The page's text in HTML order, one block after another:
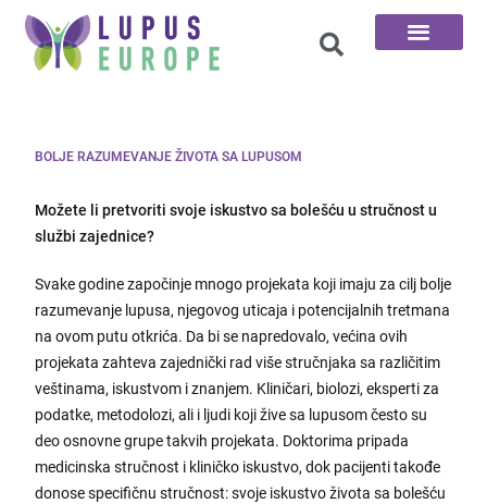
BOLJE RAZUMEVANJE ŽIVOTA SA LUPUSOM
Možete li pretvoriti svoje iskustvo sa bolešću u stručnost u
službi zajednice?
Svake godine započinje mnogo projekata koji imaju za cilj bolje
razumevanje lupusa, njegovog uticaja i potencijalnih tretmana
na ovom putu otkrića. Da bi se napredovalo, većina ovih
projekata zahteva zajednički rad više stručnjaka sa različitim
veštinama, iskustvom i znanjem. Kliničari, biolozi, eksperti za
podatke, metodolozi, ali i ljudi koji žive sa lupusom često su
deo osnovne grupe takvih projekata. Doktorima pripada
medicinska stručnost i kliničko iskustvo, dok pacijenti takođe
donose specifičnu stručnost: svoje iskustvo života sa bolešću